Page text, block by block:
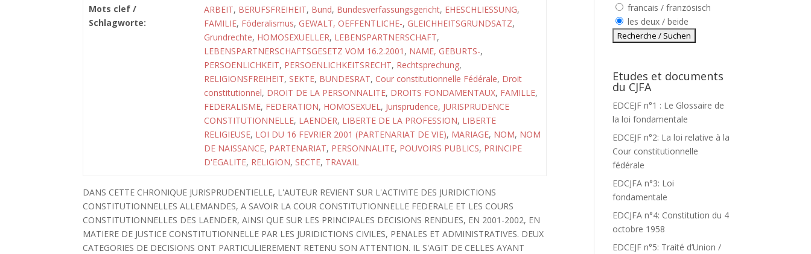
Mots clef /
Schlagworte:
ARBEIT, BERUFSFREIHEIT, Bund, Bundesverfassungsgericht, EHESCHLIESSUNG,
FAMILIE, Föderalismus, GEWALT, OEFFENTLICHE-, GLEICHHEITSGRUNDSATZ,
Grundrechte, HOMOSEXUELLER, LEBENSPARTNERSCHAFT,
LEBENSPARTNERSCHAFTSGESETZ VOM 16.2.2001 , NAME, GEBURTS-,
PERSOENLICHKEIT, PERSOENLICHKEITSRECHT, Rechtsprechung,
RELIGIONSFREIHEIT, SEKTE, BUNDESRAT, Cour constitutionnelle Fédérale, Droit
constitutionnel, DROIT DE LA PERSONNALITE, DROITS FONDAMENTAUX, FAMILLE,
FEDERALISME, FEDERATION, HOMOSEXUEL, Jurisprudence, JURISPRUDENCE
CONSTITUTIONNELLE, LAENDER, LIBERTE DE LA PROFESSION, LIBERTE
RELIGIEUSE, LOI DU 16 FEVRIER 2001 (PARTENARIAT DE VIE), MARIAGE, NOM, NOM
DE NAISSANCE, PARTENARIAT, PERSONNALITE, POUVOIRS PUBLICS, PRINCIPE
D'EGALITE, RELIGION, SECTE, TRAVAIL
DANS CETTE CHRONIQUE JURISPRUDENTIELLE, L'AUTEUR REVIENT SUR L'ACTIVITE DES JURIDICTIONS
CONSTITUTIONNELLES ALLEMANDES, A SAVOIR LA COUR CONSTITUTIONNELLE FEDERALE ET LES COURS
CONSTITUTIONNELLES DES LAENDER, AINSI QUE SUR LES PRINCIPALES DECISIONS RENDUES, EN 2001-2002, EN
MATIERE DE JUSTICE CONSTITUTIONNELLE PAR LES JURIDICTIONS CIVILES, PENALES ET ADMINISTRATIVES. DEUX
CATEGORIES DE DECISIONS ONT PARTICULIEREMENT RETENU SON ATTENTION. IL S'AGIT DE CELLES AYANT
francais / französisch
les deux / beide
Etudes et documents
du CJFA
EDCEJF n°1 : Le Glossaire de
la loi fondamentale
EDCEJF n°2: La loi relative à la
Cour constitutionnelle
fédérale
EDCJFA n°3: Loi
fondamentale
EDCJFA n°4: Constitution du 4
octobre 1958
EDCEJF n°5: Traité d’Union /